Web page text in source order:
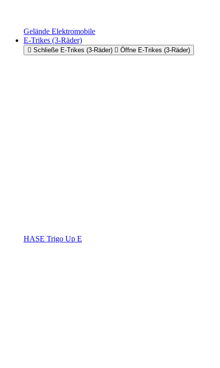
Gelände Elektromobile
E-Trikes (3-Räder)
Schließe E-Trikes (3-Räder) Öffne E-Trikes (3-Räder)
HASE Trigo Up E